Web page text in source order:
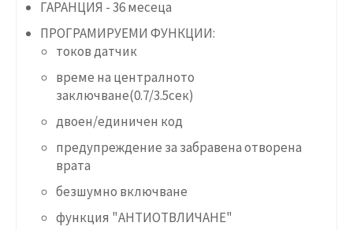
ГАРАНЦИЯ - 36 месеца
ПРОГРАМИРУЕМИ ФУНКЦИИ:
токов датчик
време на централното
заключване(0.7/3.5сек)
двоен/единичен код
предупреждение за забравена отворена
врата
безшумно включване
функция "АНТИОТВЛИЧАНЕ"